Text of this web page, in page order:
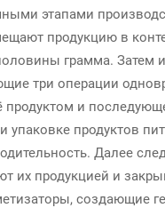
этапами
продукцию в
грамма.
три операции
продуктом и
продуктов
Далее
их продукцией и
создающие